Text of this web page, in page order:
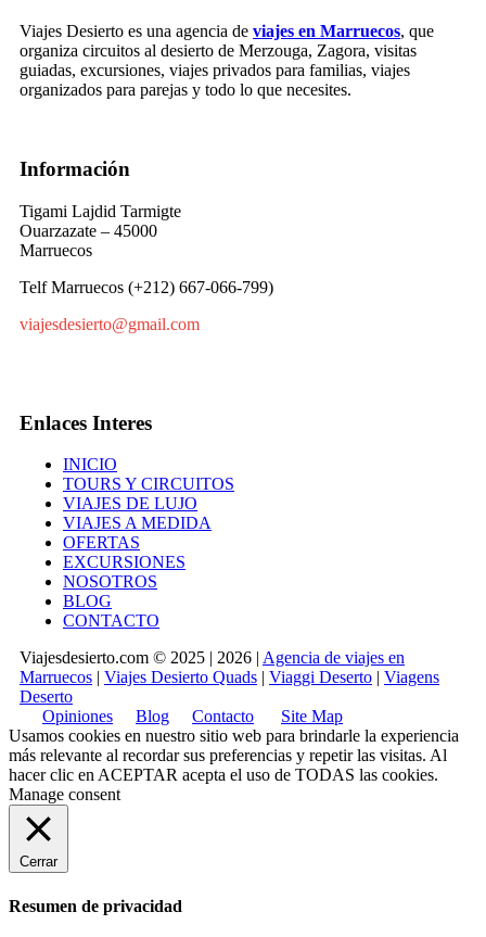
Viajes Desierto es una agencia de viajes en Marruecos, que
organiza circuitos al desierto de Merzouga, Zagora, visitas
guiadas, excursiones, viajes privados para familias, viajes
organizados para parejas y todo lo que necesites.
Información
Tigami Lajdid Tarmigte
Ouarzazate – 45000
Marruecos
Telf Marruecos (+212) 667-066-799)
viajesdesierto@gmail.com
Enlaces Interes
INICIO
TOURS Y CIRCUITOS
VIAJES DE LUJO
VIAJES A MEDIDA
OFERTAS
EXCURSIONES
NOSOTROS
BLOG
CONTACTO
Viajesdesierto.com © 2025 | 2026 | Agencia de viajes en
Marruecos | Viajes Desierto Quads | Viaggi Deserto | Viagens
Deserto
Opiniones
Blog Contacto
Site Map
Usamos cookies en nuestro sitio web para brindarle la experiencia
más relevante al recordar sus preferencias y repetir las visitas. Al
hacer clic en ACEPTAR acepta el uso de TODAS las cookies.
Manage consent
Cerrar
Resumen de privacidad